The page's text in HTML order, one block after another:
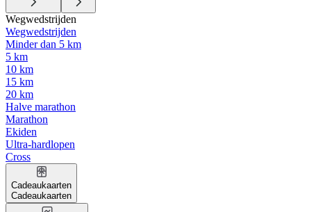
Wegwedstrijden
Wegwedstrijden
Minder dan 5 km
5 km
10 km
15 km
20 km
Halve marathon
Marathon
Ekiden
Ultra-hardlopen
Cross
Cadeaukaarten
Cadeaukaarten